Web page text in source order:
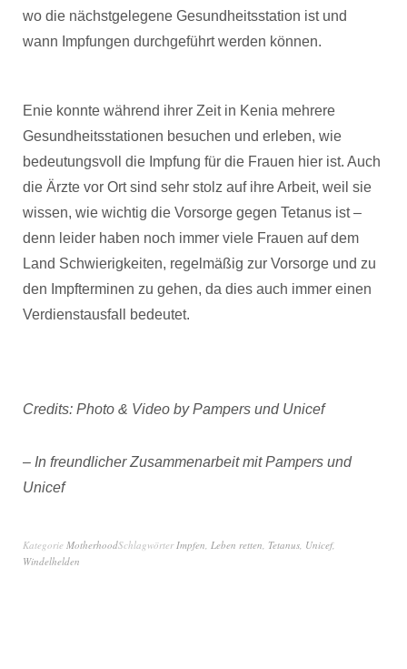
wo die nächstgelegene Gesundheitsstation ist und
wann Impfungen durchgeführt werden können.
Enie konnte während ihrer Zeit in Kenia mehrere
Gesundheitsstationen besuchen und erleben, wie
bedeutungsvoll die Impfung für die Frauen hier ist. Auch
die Ärzte vor Ort sind sehr stolz auf ihre Arbeit, weil sie
wissen, wie wichtig die Vorsorge gegen Tetanus ist –
denn leider haben noch immer viele Frauen auf dem
Land Schwierigkeiten, regelmäßig zur Vorsorge und zu
den Impfterminen zu gehen, da dies auch immer einen
Verdienstausfall bedeutet.
Credits: Photo & Video by Pampers und Unicef
– In freundlicher Zusammenarbeit mit Pampers und
Unicef
Kategorie MotherhoodSchlagwörterImpfen, Leben retten, Tetanus, Unicef,
Windelhelden